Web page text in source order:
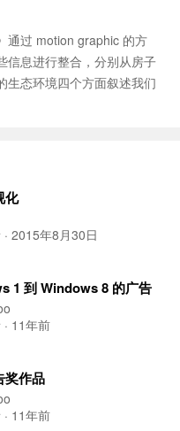
通过 motion graphic 的方
信息进行整合，分别从房子
生态环境四个方面叙述我们
更直观地感受到北京房价的
化
2015年8月30日
1 到 Windows 8 的广告
11年前
奖作品
11年前